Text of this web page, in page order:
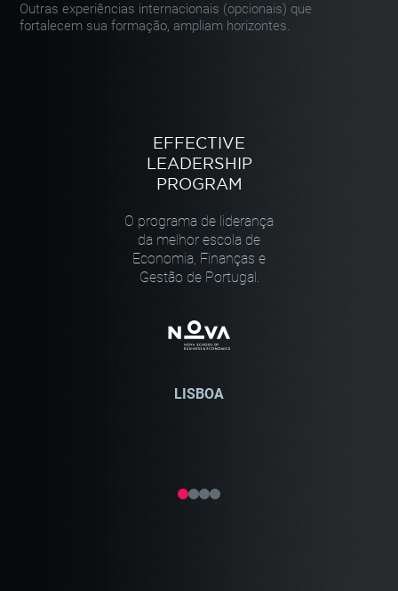
Outras experiências internacionais (opcionais) que
fortalecem sua formação, ampliam horizontes.
EFFECTIVE
LEADERSHIP
PROGRAM
O programa de liderança
da melhor escola de
Economia, Finanças e
Gestão de Portugal.
LISBOA